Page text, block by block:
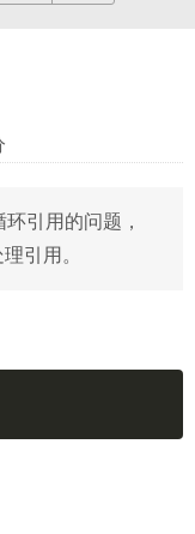
引用的问题，
引用。